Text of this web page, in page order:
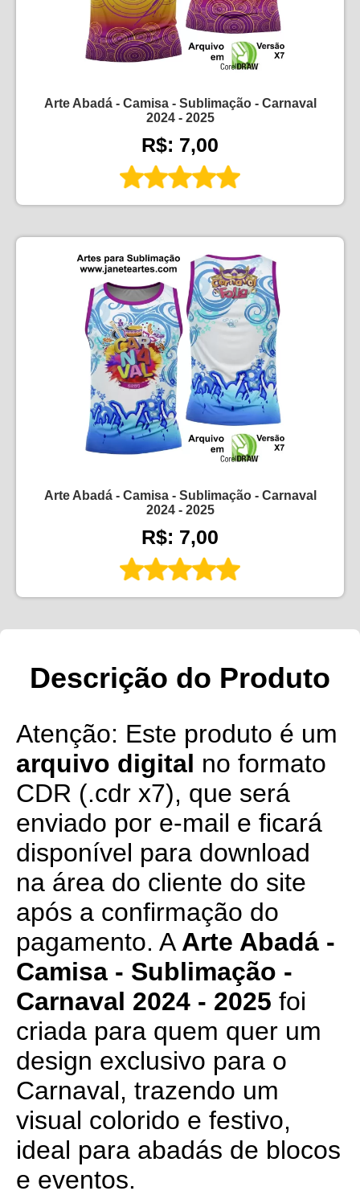
Arte Abadá - Camisa - Sublimação - Carnaval
2024 - 2025
R$: 7,00
Arte Abadá - Camisa - Sublimação - Carnaval
2024 - 2025
R$: 7,00
Descrição do Produto
Atenção: Este produto é um
arquivo digital no formato
CDR (.cdr x7), que será
enviado por e-mail e ficará
disponível para download
na área do cliente do site
após a confirmação do
pagamento. A Arte Abadá -
Camisa - Sublimação -
Carnaval 2024 - 2025 foi
criada para quem quer um
design exclusivo para o
Carnaval, trazendo um
visual colorido e festivo,
ideal para abadás de blocos
e eventos.